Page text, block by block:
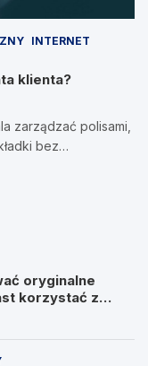
INTERNET
klienta?
zarządzać polisami,
bez…
oryginalne
korzystać z